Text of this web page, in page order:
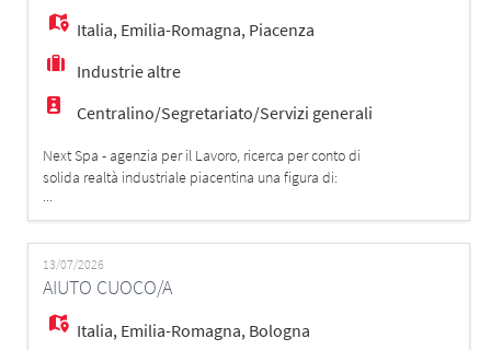
Italia, Emilia-Romagna, Piacenza
Industrie altre
Centralino/Segretariato/Servizi generali
Next Spa - agenzia per il Lavoro, ricerca per conto di
solida realtà industriale piacentina una figura di:
RECEPTIONIST - CATEGORIE PROTETTE L. 68/99 La
figura selezionata sarà inserita all'interno dell'organico
aziendale e si occuperà di attività di accoglienza e
supporto operativo ai diversi reparti aziendali.
Principali attività prev
...
13/07/2026
AIUTO CUOCO/A
Italia, Emilia-Romagna, Bologna